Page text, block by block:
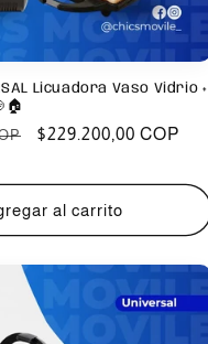
Licuadora Vaso Vidrio +
Precio
oferta
$229.200,00 COP
al carrito